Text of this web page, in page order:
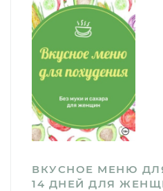
ВКУСНОЕ МЕНЮ
14 ДНЕЙ ДЛЯ